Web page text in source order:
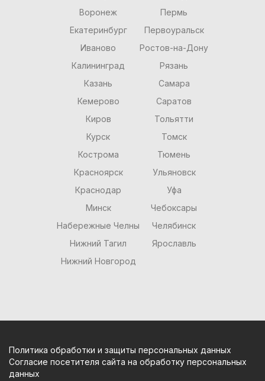
Воронеж
Екатеринбург
Иваново
Калининград
Казань
Кемерово
Киров
Курск
Кострома
Красноярск
Краснодар
Минск
Набережные Челны
Нижний Тагил
Нижний Новгород
Пермь
Первоуральск
Ростов-на-Дону
Рязань
Самара
Саратов
Тольятти
Томск
Тюмень
Ульяновск
Уфа
Чебоксары
Челябинск
Ярославль
Политика обработки и защиты персональных данных
Согласие посетителя сайта на обработку персональных
данных